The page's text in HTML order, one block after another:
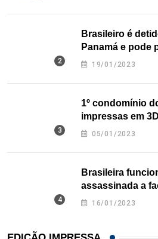
Brasileiro é
Panamá e pode
nos EUA
19/01/2023
1º condomínio
impressas em
Texas
05/01/2023
Brasileira
assassinada a
16/01/2023